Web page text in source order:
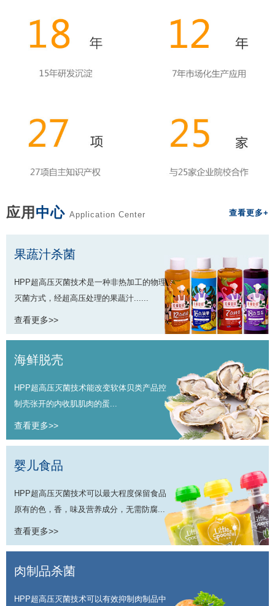
应用 中心 Application Center 查看更多+
果蔬汁杀菌
HPP超高压灭菌技术是一种非热加工的物理
灭菌方式，经超高压处理的果蔬汁......
查看更多>>
海鲜脱壳
HPP超高压灭菌技术能改变软体贝类产品控
制壳张开的内收肌肌肉的蛋...
查看更多>>
婴儿食品
HPP超高压灭菌技术可以最大程度保留食品
原有的色，香，味及营养成分，无需防腐...
查看更多>>
肉制品杀菌
HPP超高压灭菌技术可以有效抑制肉制品中